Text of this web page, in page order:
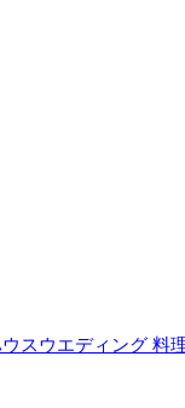
スウエディング 料